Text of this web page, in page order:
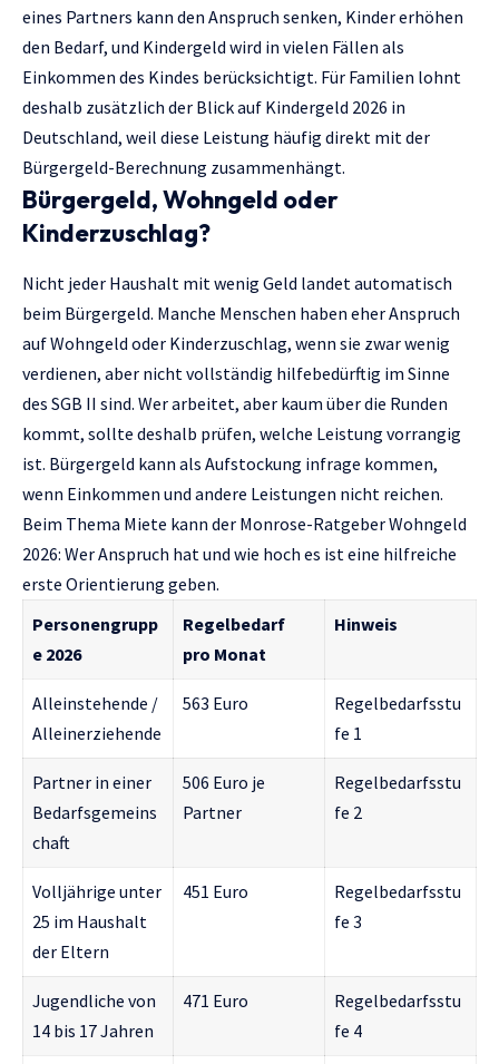
eines Partners kann den Anspruch senken, Kinder erhöhen
den Bedarf, und Kindergeld wird in vielen Fällen als
Einkommen des Kindes berücksichtigt. Für Familien lohnt
deshalb zusätzlich der Blick auf Kindergeld 2026 in
Deutschland, weil diese Leistung häufig direkt mit der
Bürgergeld-Berechnung zusammenhängt.
Bürgergeld, Wohngeld oder
Kinderzuschlag?
Nicht jeder Haushalt mit wenig Geld landet automatisch
beim Bürgergeld. Manche Menschen haben eher Anspruch
auf Wohngeld oder Kinderzuschlag, wenn sie zwar wenig
verdienen, aber nicht vollständig hilfebedürftig im Sinne
des SGB II sind. Wer arbeitet, aber kaum über die Runden
kommt, sollte deshalb prüfen, welche Leistung vorrangig
ist. Bürgergeld kann als Aufstockung infrage kommen,
wenn Einkommen und andere Leistungen nicht reichen.
Beim Thema Miete kann der Monrose-RatgeberWohngeld
2026: Wer Anspruch hat und wie hoch es ist eine hilfreiche
erste Orientierung geben.
Personengrupp
e 2026
Regelbedarf
pro Monat
Hinweis
Alleinstehende /
Alleinerziehende
563 Euro
Regelbedarfsstu
fe 1
Partner in einer
Bedarfsgemeins
chaft
506 Euro je
Partner
Regelbedarfsstu
fe 2
Volljährige unter
25 im Haushalt
der Eltern
451 Euro
Regelbedarfsstu
fe 3
Jugendliche von
14 bis 17 Jahren
471 Euro
Regelbedarfsstu
fe 4